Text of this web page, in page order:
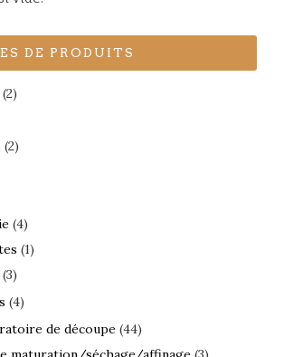
DE PRODUITS
(2)
(2)
(4)
(1)
(3)
(4)
de découpe (44)